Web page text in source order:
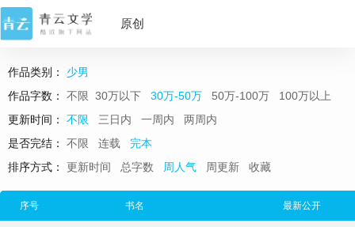
原创
书库
作品类别： 少男
作品字数： 不限 30万以下 30万-50万 50万-100万
100万以上
更新时间： 不限 三日内 一周内
两周内
是否完结： 不限 连载
完本
排序方式： 更新时间 总字数 周人气 周更新 收藏
序号 书名 最新公开